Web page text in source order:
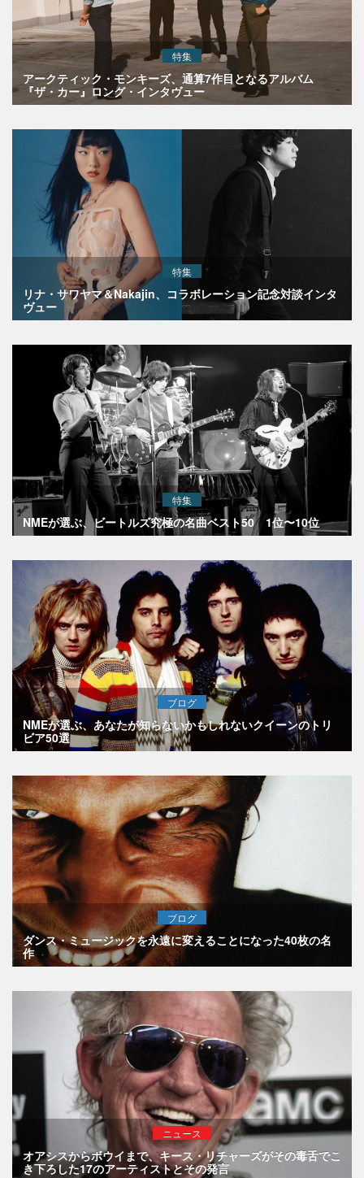
特集
アークティック・モンキーズ、通算7作目となるアルバム
『ザ・カー』ロング・インタヴュー
特集
リナ・サワヤマ＆Nakajin、コラボレーション記念対談インタ
ヴュー
特集
NMEが選ぶ、ビートルズ究極の名曲ベスト50 1位〜10位
ブログ
NMEが選ぶ、あなたが知らないかもしれないクイーンのトリ
ビア50選
ブログ
ダンス・ミュージックを永遠に変えることになった40枚の名
作
ニュース
オアシスからボウイまで、キース・リチャーズがその毒舌でこ
き下ろした17のアーティストとその発言